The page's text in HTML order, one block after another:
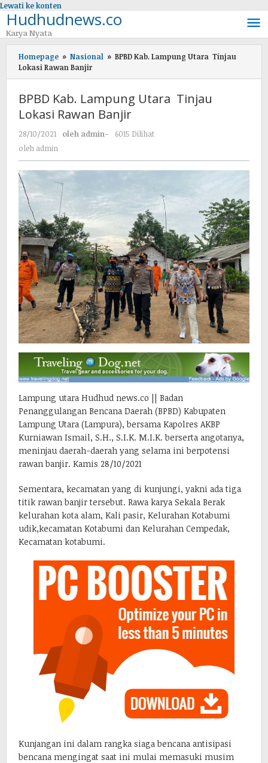
Lewati ke konten
Hudhudnews.co
Karya Nyata
Homepage » Nasional » BPBD Kab. Lampung Utara Tinjau
Lokasi Rawan Banjir
BPBD Kab. Lampung Utara Tinjau
Lokasi Rawan Banjir
28/10/2021 oleh admin-
6015 Dilihat
oleh admin
Lampung utara Hudhud news.co || Badan
Penanggulangan Bencana Daerah (BPBD) Kabupaten
Lampung Utara (Lampura), bersama Kapolres AKBP
Kurniawan Ismail, S.H., S.I.K. M.I.K. berserta angotanya,
meninjau daerah-daerah yang selama ini berpotensi
rawan banjir. Kamis 28/10/2021
Sementara, kecamatan yang di kunjungi, yakni ada tiga
titik rawan banjir tersebut. Rawa karya Sekala Berak
kelurahan kota alam, Kali pasir, Kelurahan Kotabumi
udik,kecamatan Kotabumi dan Kelurahan Cempedak,
Kecamatan kotabumi.
Kunjangan ini dalam rangka siaga bencana antisipasi
bencana mengingat saat ini mulai memasuki musim